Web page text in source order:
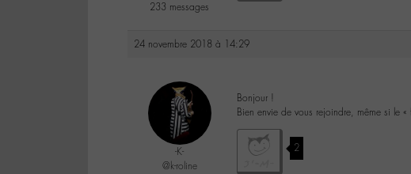
233 messages
24 novembre 2018 à 14:29
-K-
@k-roline
Bonjour !
Bien envie de vous rejoindre, même si le
2